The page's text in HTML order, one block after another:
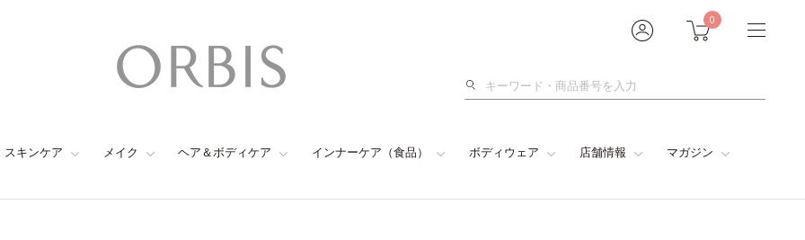
0
検
スキンケア メイク ヘア＆ボディケア インナーケア（食品） ボディウェア 店舗情報 マガジン